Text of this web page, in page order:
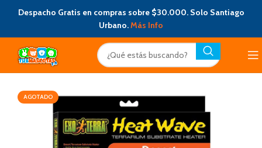
Despacho Gratis en compras sobre $30.000. Solo Santiago
Urbano.Más Info
AGOTADO